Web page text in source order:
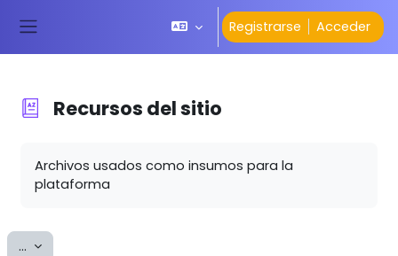
Registrarse Acceder
Recursos delsitio
Archivos usados como insumos para la
plataforma
... Exportar entradas